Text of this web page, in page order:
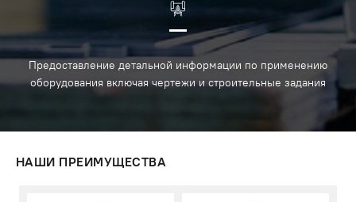
Предоставление детальной информации по применению
оборудования включая чертежи и строительные задания
НАШИ ПРЕИМУЩЕСТВА